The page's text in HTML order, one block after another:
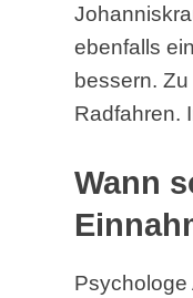
ebenfalls
bessern.
Radfahren.
Wann
Psychologe